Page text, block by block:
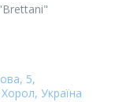
5,
Україна